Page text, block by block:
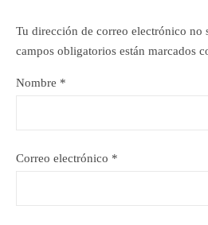
Tu dirección de correo electrónico no
campos obligatorios están marcados
Nombre *
Correo electrónico *